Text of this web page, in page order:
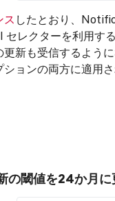
ス したとおり、
セレクターを利用す
更新も受信するよう
ションの両方に適用さ
の閾値を24か月に